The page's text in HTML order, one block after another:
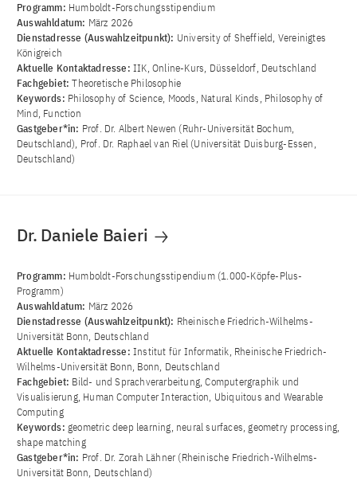
Programm: Humboldt-Forschungsstipendium
Auswahldatum: März 2026
Dienstadresse (Auswahlzeitpunkt): University of Sheffield, Vereinigtes
Königreich
Aktuelle Kontaktadresse: IIK, Online-Kurs, Düsseldorf, Deutschland
Fachgebiet:Theoretische Philosophie
Keywords: Philosophy of Science, Moods, Natural Kinds, Philosophy of
Mind, Function
Gastgeber*in: Prof. Dr. Albert Newen (Ruhr-Universität Bochum,
Deutschland), Prof. Dr. Raphael van Riel (Universität Duisburg-Essen,
Deutschland)
Dr. Daniele Baieri
Programm: Humboldt-Forschungsstipendium (1.000-Köpfe-Plus-
Programm)
Auswahldatum: März 2026
Dienstadresse (Auswahlzeitpunkt): Rheinische Friedrich-Wilhelms-
Universität Bonn, Deutschland
Aktuelle Kontaktadresse: Institut für Informatik, Rheinische Friedrich-
Wilhelms-Universität Bonn, Bonn, Deutschland
Fachgebiet: Bild- und Sprachverarbeitung, Computergraphik und
Visualisierung, Human Computer Interaction, Ubiquitous and Wearable
Computing
Keywords: geometric deep learning, neural surfaces, geometry processing,
shape matching
Gastgeber*in: Prof. Dr. Zorah Lähner (Rheinische Friedrich-Wilhelms-
Universität Bonn, Deutschland)